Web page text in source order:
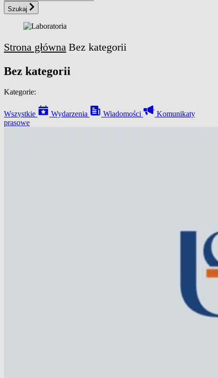
Szukaj
Strona główna Bez kategorii
Bez kategorii
Kategorie:
Wszystkie Wydarzenia Wiadomości
Komunikaty
prasowe